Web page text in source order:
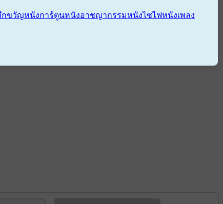
กขวัญหนังการ์ตูนหนังอาชญากรรมหนังไซไฟหนังเพลง